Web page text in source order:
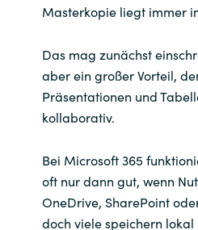
Masterkopie liegt immer
Das mag zunächst
aber ein großer Vorteil,
Präsentationen und
kollaborativ.
Bei Microsoft 365
oft nur dann gut, wenn
OneDrive, SharePoint
doch viele speichern